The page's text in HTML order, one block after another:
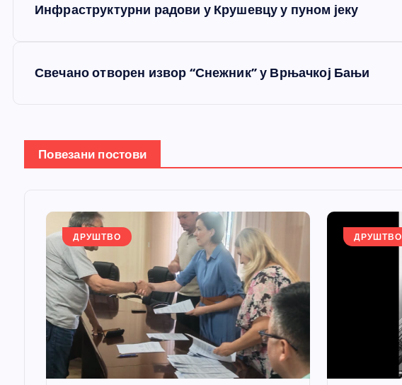
Инфраструктурни радови у Крушевцу у пуном јеку
Свечано отворен извор “Снежник” у Врњачкој Бањи
Повезани постови
ДРУШТВО ДРУШТВО